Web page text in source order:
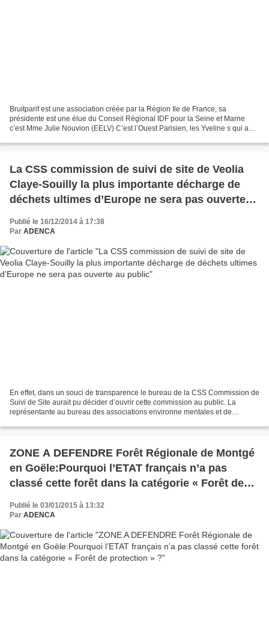
Bruitparif est une association créée par la Région Ile de France, sa
présidente est une élue du Conseil Régional IDF pour la Seine et Marne
c’est Mme Julie Nouvion (EELV) C’est l’Ouest Parisien, les Yveline s qui a
La CSS commission de suivi de site de Veolia
Claye-Souilly la plus importante décharge de
déchets ultimes d’Europe ne sera pas ouverte
au public
Publié le 16/12/2014 à 17:38
Par ADENCA
En effet, dans un souci de transparence le bureau de la CSS Commission de
Suivi de Site aurait pu décider d’ouvrir cette commission au public. La
représentante au bureau des associations environne mentales et de
ZONE A DEFENDRE Forêt Régionale de Montgé
en Goële:Pourquoi l’ETAT français n’a pas
classé cette forêt dans la catégorie « Forêt de
Publié le 03/01/2015 à 13:32
Par ADENCA